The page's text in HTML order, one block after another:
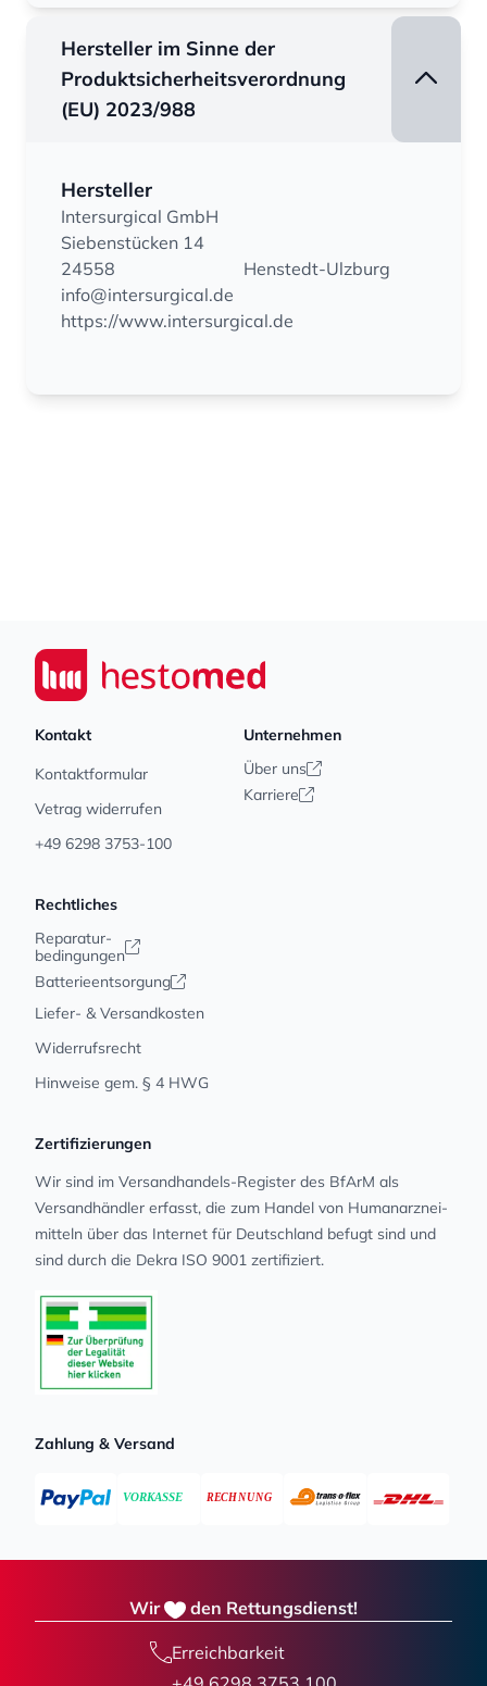
Hersteller im Sinne der
Produktsicherheitsverordnung
(EU) 2023/988
Hersteller
Intersurgical GmbH
Siebenstücken 14
24558
Henstedt-Ulzburg
info@intersurgical.de
https://www.intersurgical.de
Seiwert GmbH
Kontakt
Kontaktformular
Vetrag widerrufen
+49 6298 3753-100
Unternehmen
Über uns
Karriere
Rechtliches
Reparatur-
bedingungen
Batterieentsorgung
Liefer- & Versandkosten
Widerrufsrecht
Hinweise gem. § 4 HWG
Zertifizierungen
Wir sind im Versandhandels-Register des BfArM als
Versandhändler erfasst, die zum Handel von Human­arz­nei­
mit­teln über das Internet für Deutschland befugt sind und
sind durch die Dekra ISO 9001 zertifiziert.
Zahlung & Versand
Wir den Rettungsdienst!
Erreichbarkeit